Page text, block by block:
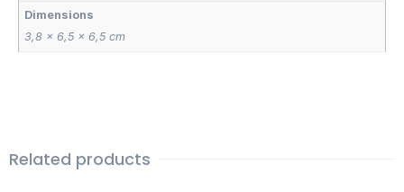
Dimensions
3,8 × 6,5 × 6,5 cm
Related products